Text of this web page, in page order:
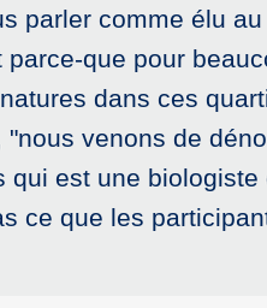
parler comme élu au
que pour
dans ces
"nous venons de
qui est une biologiste
ce que les